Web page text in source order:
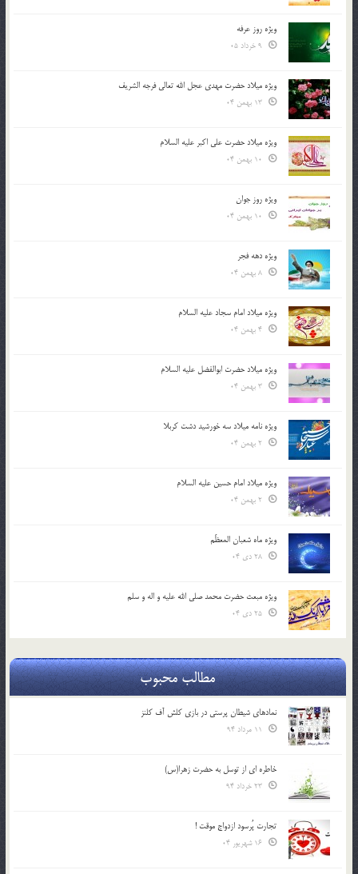
ویژه روز عرفه
ویژه میلاد حضرت مهدی عجل الله تعالی فرجه الشريف
ویژه میلاد حضرت علی اکبر علیه السلام
ویژه روز جوان
ویژه دهه فجر
ویژه میلاد امام سجاد علیه السلام
ویژه میلاد حضرت ابوالفضل علیه السلام
ویژه نامه میلاد سه خورشید دشت کربلا
ویژه میلاد امام حسین علیه السلام
ویژه ماه شعبان المعظّم
ویژه مبعث حضرت محمد صلی الله علیه و اله و سلم
مطالب محبوب
نمادهای شیطان پرستی در بازی کلش آف کلنز
خاطره ای از توسل به حضرت زهرا(س)
تجارت پُرسود ازدواج موقت !